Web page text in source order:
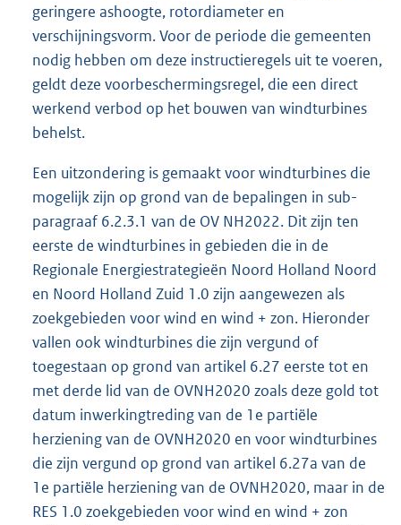
geringere ashoogte, rotordiameter en
verschijningsvorm. Voor de periode die gemeenten
nodig hebben om deze instructieregels uit te voeren,
geldt deze voorbeschermingsregel, die een direct
werkend verbod op het bouwen van windturbines
behelst.
Een uitzondering is gemaakt voor windturbines die
mogelijk zijn op grond van de bepalingen in sub-
paragraaf 6.2.3.1 van de OV NH2022. Dit zijn ten
eerste de windturbines in gebieden die in de
Regionale Energiestrategieën Noord Holland Noord
en Noord Holland Zuid 1.0 zijn aangewezen als
zoekgebieden voor wind en wind + zon. Hieronder
vallen ook windturbines die zijn vergund of
toegestaan op grond van artikel 6.27 eerste tot en
met derde lid van de OVNH2020 zoals deze gold tot
datum inwerkingtreding van de 1e partiële
herziening van de OVNH2020 en voor windturbines
die zijn vergund op grond van artikel 6.27a van de
1e partiële herziening van de OVNH2020, maar in de
RES 1.0 zoekgebieden voor wind en wind + zon